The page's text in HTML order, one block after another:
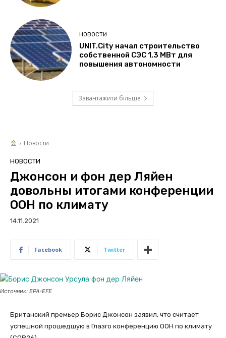
НОВОСТИ
UNIT.City начал строительство
собственной СЭС 1,3 МВт для
повышения автономности
Завантажити більше